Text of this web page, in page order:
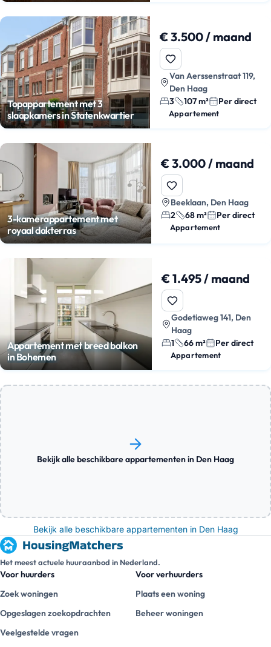
Topappartement met 3
slaapkamers in Statenkwartier
€ 3.500 / maand
Van Aerssenstraat 119,
Den Haag
3
107 m² Per direct
Appartement
3-kamerappartement met
royaal dakterras
€ 3.000 / maand
Beeklaan, Den Haag
2
68 m² Per direct
Appartement
Appartement met breed balkon
in Bohemen
€ 1.495 / maand
Godetiaweg 141, Den
Haag
1
66 m² Per direct
Appartement
Bekijk alle beschikbare appartementen in Den Haag
Bekijk alle beschikbare appartementen in Den Haag
Het meest actuele huuraanbod in Nederland.
Voor huurders
Zoek woningen
Opgeslagen zoekopdrachten
Veelgestelde vragen
Voor verhuurders
Plaats een woning
Beheer woningen